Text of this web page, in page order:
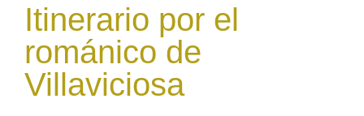
Itinerario por el
románico de
Villaviciosa